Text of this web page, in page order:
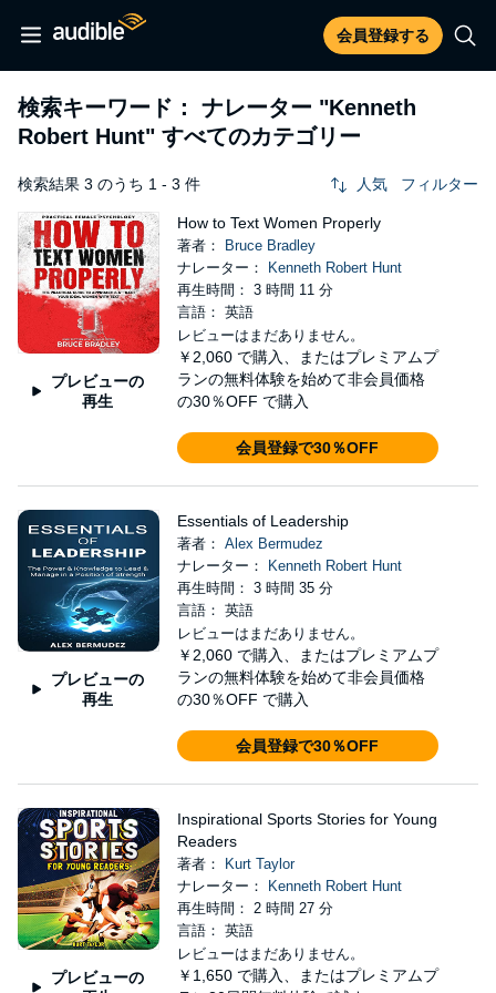
会員登録する
検索キーワード： ナレーター "Kenneth
Robert Hunt" すべてのカテゴリー
検索結果 3 のうち 1 - 3 件 人気 フィルター
プレビューの
再生
How to Text Women Properly
著者：
Bruce Bradley
ナレーター：
Kenneth Robert Hunt
再生時間： 3 時間 11 分
言語： 英語
レビューはまだありません。
￥2,060 で購入、またはプレミアムプ
ランの無料体験を始めて非会員価格
の30％OFF で購入
会員登録で30％OFF
プレビューの
再生
Essentials of Leadership
著者： Alex Bermudez
ナレーター：
Kenneth Robert Hunt
再生時間： 3 時間 35 分
言語： 英語
レビューはまだありません。
￥2,060 で購入、またはプレミアムプ
ランの無料体験を始めて非会員価格
の30％OFF で購入
会員登録で30％OFF
プレビューの
Inspirational Sports Stories for Young
Readers
著者：
Kurt Taylor
ナレーター：
Kenneth Robert Hunt
再生時間： 2 時間 27 分
言語： 英語
レビューはまだありません。
￥1,650 で購入、またはプレミアムプ